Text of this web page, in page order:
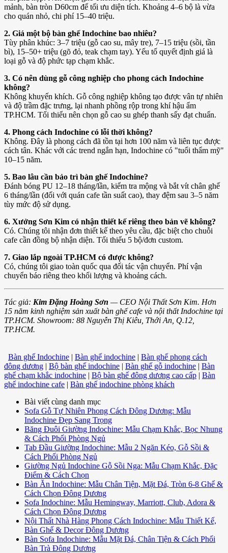
mảnh, bàn tròn D60cm để tối ưu diện tích. Khoảng 4–6 bộ là vừa
cho quán nhỏ, chi phí 15–40 triệu.
2. Giá một bộ bàn ghế Indochine bao nhiêu?
Tùy phân khúc: 3–7 triệu (gỗ cao su, mây tre), 7–15 triệu (sồi, tần
bì), 15–50+ triệu (gõ đỏ, teak chạm tay). Yếu tố quyết định giá là
loại gỗ và độ phức tạp chạm khắc.
3. Có nên dùng gỗ công nghiệp cho phong cách Indochine
không?
Không khuyến khích. Gỗ công nghiệp không tạo được vân tự nhiên
và độ trầm đặc trưng, lại nhanh phồng rộp trong khí hậu ẩm
TP.HCM. Tối thiểu nên chọn gỗ cao su ghép thanh sấy đạt chuẩn.
4. Phong cách Indochine có lỗi thời không?
Không. Đây là phong cách đã tồn tại hơn 100 năm và liên tục được
cách tân. Khác với các trend ngắn hạn, Indochine có "tuổi thẩm mỹ"
10–15 năm.
5. Bao lâu cần bảo trì bàn ghế Indochine?
Đánh bóng PU 12–18 tháng/lần, kiểm tra mộng và bắt vít chân ghế
6 tháng/lần (đối với quán cafe tần suất cao), thay đệm sau 3–5 năm
tùy mức độ sử dụng.
6. Xưởng Sơn Kim có nhận thiết kế riêng theo bản vẽ không?
Có. Chúng tôi nhận đơn thiết kế theo yêu cầu, đặc biệt cho chuỗi
cafe cần đồng bộ nhận diện. Tối thiểu 5 bộ/đơn custom.
7. Giao lắp ngoài TP.HCM có được không?
Có, chúng tôi giao toàn quốc qua đối tác vận chuyển. Phí vận
chuyển báo riêng theo khối lượng và khoảng cách.
Tác giả: Kim Đặng Hoàng Sơn — CEO Nội Thất Sơn Kim. Hơn
15 năm kinh nghiệm sản xuất bàn ghế cafe và nội thất Indochine tại
TP.HCM. Showroom: 88 Nguyễn Thị Kiêu, Thới An, Q.12,
TP.HCM.
Bàn ghế Indochine | Bàn ghế indochine | Bàn ghế phong cách
đông dương | Bộ bàn ghế indochine | Bàn ghế gỗ indochine | Bàn
ghế chạm khắc indochine | Bộ bàn ghế đông dương cao cấp | Bàn
ghế indochine cafe | Bàn ghế indochine phòng khách
Bài viết cùng danh mục
Sofa Gỗ Tự Nhiên Phong Cách Đông Dương: Mẫu
Indochine Đẹp Sang Trọng
Băng Đuôi Giường Indochine: Mẫu Chạm Khắc, Bọc Nhung
& Cách Phối Phòng Ngủ
Tab Đầu Giường Indochine: Mẫu 2 Ngăn Kéo, Gỗ Sồi &
Cách Phối Phòng Ngủ
Giường Ngủ Indochine Gỗ Sồi Nga: Mẫu Chạm Khắc, Đặc
Điểm & Cách Chọn
Bàn Ăn Indochine: Mẫu Chân Tiện, Mặt Đá, Tròn 6-8 Ghế &
Cách Chọn Đông Dương
Sofa Indochine: Mẫu Hemingway, Marriott, Club, Adora &
Cách Chọn Đông Dương
Nội Thất Nhà Hàng Phong Cách Indochine: Mẫu Thiết Kế,
Bàn Ghế & Decor Đông Dương
Bàn Sofa Indochine: Mẫu Mặt Đá, Chân Tiện & Cách Phối
Bàn Trà Đông Dương